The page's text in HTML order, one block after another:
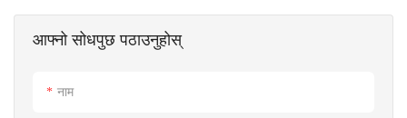
आफ्नो सोधपुछ पठाउनुहोस्
नाम